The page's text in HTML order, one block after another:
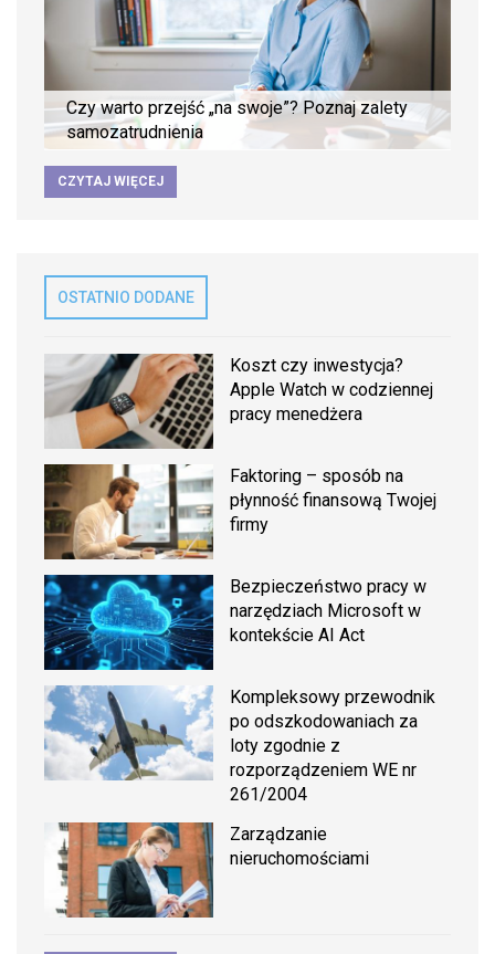
Czy warto przejść „na swoje”? Poznaj zalety
samozatrudnienia
CZYTAJ WIĘCEJ
OSTATNIO DODANE
Koszt czy inwestycja?
Apple Watch w codziennej
pracy menedżera
Faktoring – sposób na
płynność finansową Twojej
firmy
Bezpieczeństwo pracy w
narzędziach Microsoft w
kontekście AI Act
Kompleksowy przewodnik
po odszkodowaniach za
loty zgodnie z
rozporządzeniem WE nr
261/2004
Zarządzanie
nieruchomościami